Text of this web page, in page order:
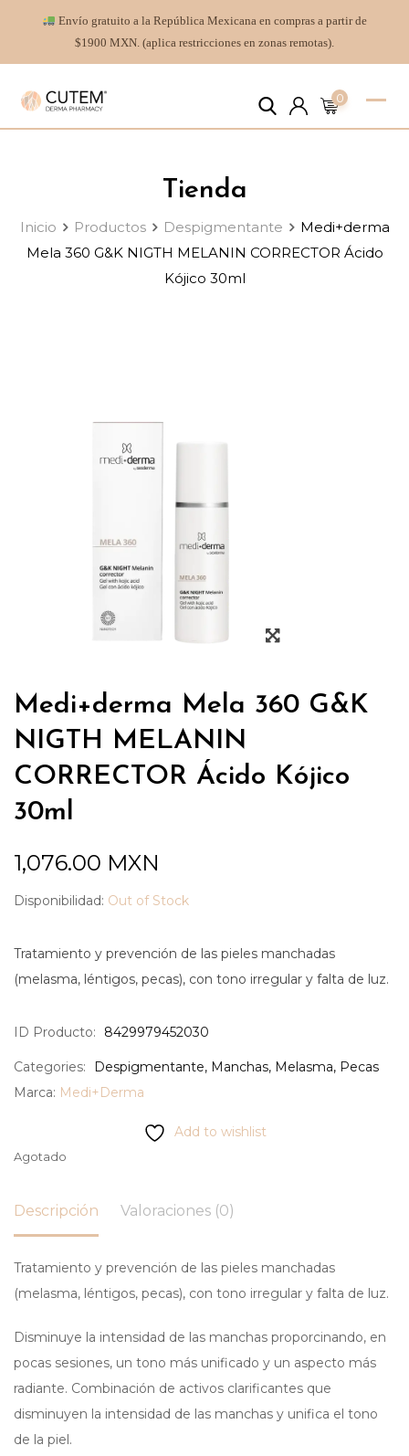
Envío gratuito a la República Mexicana en compras a partir de
$1900 MXN. (aplica restricciones en zonas remotas).
0
Tienda
Inicio Productos Despigmentante
Medi+derma
Mela 360 G&K NIGTH MELANIN CORRECTOR Ácido
Kójico 30ml
Medi+derma Mela 360 G&K
NIGTH MELANIN
CORRECTOR Ácido Kójico
30ml
1,076.00 MXN
Disponibilidad: Out of Stock
Tratamiento y prevención de las pieles manchadas
(melasma, léntigos, pecas), con tono irregular y falta de luz.
ID Producto: 8429979452030
Categories: Despigmentante, Manchas, Melasma, Pecas
Marca: Medi+Derma
Add to wishlist
Agotado
Descripción Valoraciones (0)
Tratamiento y prevención de las pieles manchadas
(melasma, léntigos, pecas), con tono irregular y falta de luz.
Disminuye la intensidad de las manchas proporcinando, en
pocas sesiones, un tono más unificado y un aspecto más
radiante. Combinación de activos clarificantes que
disminuyen la intensidad de las manchas y unifica el tono
de la piel.